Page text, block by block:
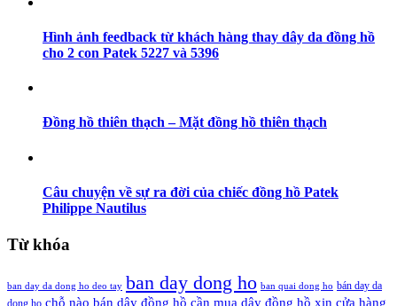
Hình ảnh feedback từ khách hàng thay dây da đồng hồ
cho 2 con Patek 5227 và 5396
Đồng hồ thiên thạch – Mặt đồng hồ thiên thạch
Câu chuyện về sự ra đời của chiếc đồng hồ Patek
Philippe Nautilus
Từ khóa
ban day da dong ho deo tay ban day dong ho ban quai dong ho bán day da
dong ho chỗ nào bán dây đồng hồ cần mua dây đồng hồ xịn cửa hàng